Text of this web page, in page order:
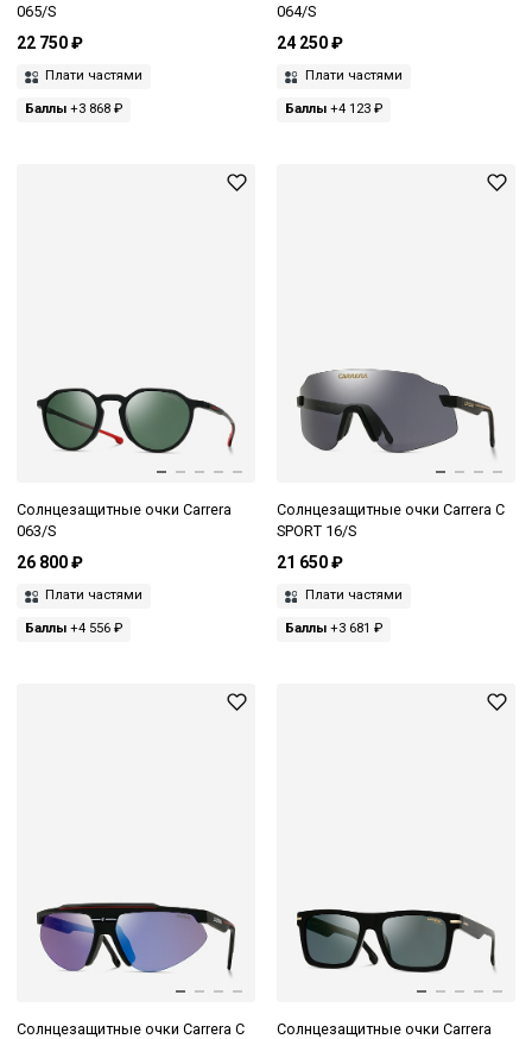
065/S
22 750 ₽
Плати частями
Баллы +3 868 ₽
064/S
24 250 ₽
Плати частями
Баллы+4 123 ₽
Солнцезащитные очки Carrera
063/S
26 800 ₽
Плати частями
Баллы +4 556 ₽
Солнцезащитные очки Carrera C
SPORT 16/S
21 650 ₽
Плати частями
Баллы+3 681 ₽
Солнцезащитные очки Carrera C
Солнцезащитные очки Carrera